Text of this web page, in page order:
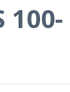
100-